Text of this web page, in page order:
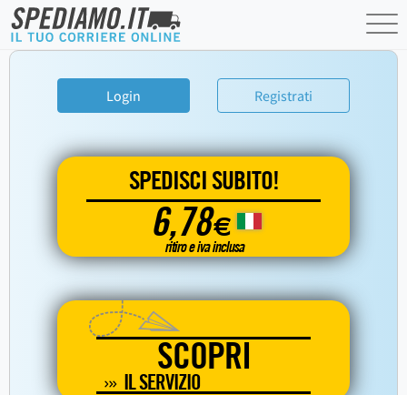
Login Registrati
SPEDISCI SUBITO!
6,78€
ritiro e iva inclusa
SCOPRI
IL SERVIZIO